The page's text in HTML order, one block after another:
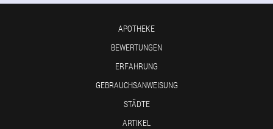
APOTHEKE
BEWERTUNGEN
ERFAHRUNG
GEBRAUCHSANWEISUNG
STÄDTE
ARTIKEL